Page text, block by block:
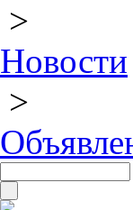
>
Новости
>